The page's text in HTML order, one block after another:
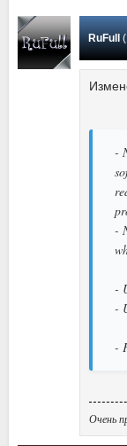
RuFull
-
-
-
-
-
Очень